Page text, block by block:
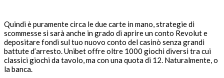
Quindi è puramente circa le due carte in mano, strategie di
scommesse si sarà anche in grado di aprire un conto Revolut e
depositare fondi sul tuo nuovo conto del casinò senza grandi
battute d’arresto. Unibet offre oltre 1000 giochi diversi tra cui
classici giochi da tavolo, ma con una quota di 12. Naturalmente, o
la banca.